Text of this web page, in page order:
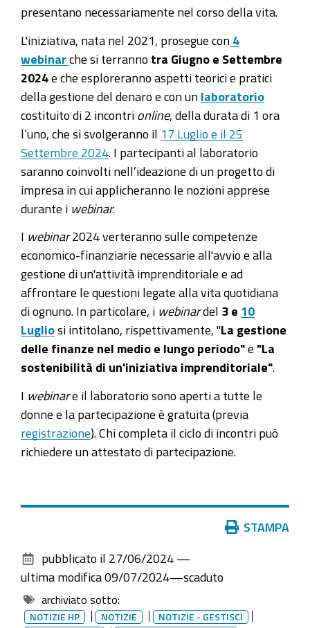
presentano necessariamente nel corso della vita.
L'iniziativa, nata nel 2021, prosegue con 4
webinar che si terranno tra Giugno e Settembre
2024 e che esploreranno aspetti teorici e pratici
della gestione del denaro e con un laboratorio
costituito di 2 incontri online, della durata di 1 ora
l’uno, che si svolgeranno il 17 Luglio e il 25
Settembre 2024 . I partecipanti al laboratorio
saranno coinvolti nell’ideazione di un progetto di
impresa in cui applicheranno le nozioni apprese
durante i webinar.
I webinar2024 verteranno sulle competenze
economico-finanziarie necessarie all'avvio e alla
gestione di un'attività imprenditoriale e ad
affrontare le questioni legate alla vita quotidiana
di ognuno. In particolare, i webinardel 3 e 10
Luglio si intitolano, rispettivamente, "La gestione
delle finanze nel medio e lungo periodo" e "La
sostenibilità di un'iniziativa imprenditoriale"
I webinare il laboratorio sono aperti a tutte le
donne e la partecipazione è gratuita (previa
registrazione). Chi completa il ciclo di incontri può
richiedere un attestato di partecipazione.
documento
STAMPA
pubblicato il 27/06/2024 —
ultima modifica 09/07/2024—scaduto
archiviato sotto:
NOTIZIE HP NOTIZIE
NOTIZIE - GESTISCI